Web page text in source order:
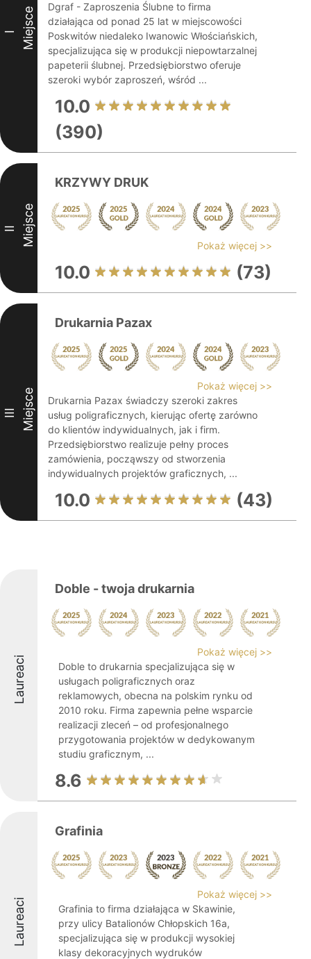
I Miejsce
Dgraf - Zaproszenia Ślubne to firma
działająca od ponad 25 lat w miejscowości
Poskwitów niedaleko Iwanowic Włościańskich,
specjalizująca się w produkcji niepowtarzalnej
papeterii ślubnej. Przedsiębiorstwo oferuje
szeroki wybór zaproszeń, wśród ...
10.0
(390)
II Miejsce
KRZYWY DRUK
Pokaż więcej >>
10.0 (73)
III Miejsce
Drukarnia Pazax
Pokaż więcej >>
Drukarnia Pazax świadczy szeroki zakres
usług poligraficznych, kierując ofertę zarówno
do klientów indywidualnych, jak i firm.
Przedsiębiorstwo realizuje pełny proces
zamówienia, począwszy od stworzenia
indywidualnych projektów graficznych, ...
10.0 (43)
Laureaci
Doble - twoja drukarnia
Pokaż więcej >>
Doble to drukarnia specjalizująca się w
usługach poligraficznych oraz
reklamowych, obecna na polskim rynku od
2010 roku. Firma zapewnia pełne wsparcie
realizacji zleceń – od profesjonalnego
przygotowania projektów w dedykowanym
studiu graficznym, ...
8.6
Laureaci
Grafinia
Pokaż więcej >>
Grafinia to firma działająca w Skawinie,
przy ulicy Batalionów Chłopskich 16a,
specjalizująca się w produkcji wysokiej
klasy dekoracyjnych wydruków